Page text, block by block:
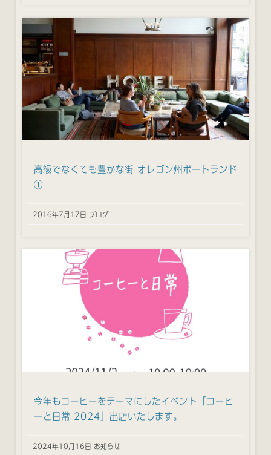
高級でなくても豊かな街 オレゴン州ポートランド
①
2016年7月17日 ブログ
今年もコーヒーをテーマにしたイベント「コーヒ
ーと日常 2024」出店いたします。
2024年10月16日 お知らせ